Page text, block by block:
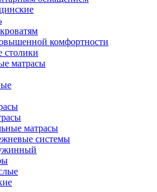
комфортности
столики
матрасы
матрасы
системы